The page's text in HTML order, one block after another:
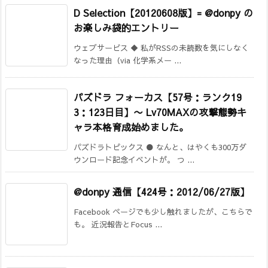
D Selection【20120608版】= @donpy の
お楽しみ袋的エントリー
ウェブサービス ◆ 私がRSSの未読数を気にしなく
なった理由（via 化学系メー ...
パズドラ フォーカス【57号：ランク19
3：123日目】 〜 Lv70MAXの攻撃態勢キ
ャラ本格育成始めました。
パズドラトピックス ● なんと、はやくも300万ダ
ウンロード記念イベントが。 つ ...
@donpy 通信【424号：2012/06/27版】
Facebook ページでも少し触れましたが、こちらで
も。 近況報告とFocus ...